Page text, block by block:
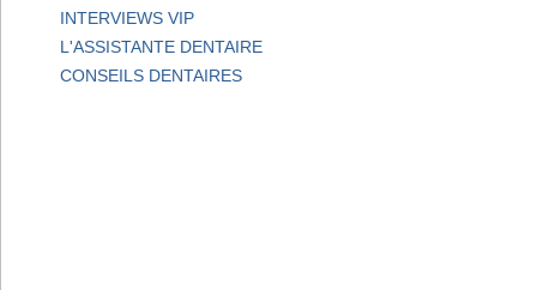
INTERVIEWS VIP
L'ASSISTANTE DENTAIRE
CONSEILS DENTAIRES